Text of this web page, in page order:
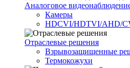
Аналоговое
Камеры
HDCVI/HDTVI/AHD/
Отраслевые решения
Взрывозащищенные
Термокожухи